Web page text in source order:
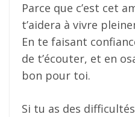
Parce que c’est cet
t’aidera à vivre
En te faisant
de t’écouter, et en
bon pour toi.
Si tu as des